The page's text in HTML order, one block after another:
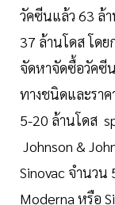
วัคซีนแล้ว 63 ล้
37 ล้านโดส โด
จัดหาจัดซื้อวัคซี
ทางชนิดและรา
5-20 ล้านโดส
Johnson &
Sinovac จำนว
Moderna หรือ